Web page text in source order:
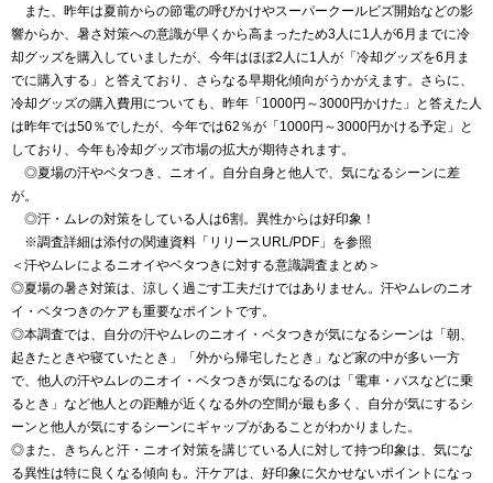
また、昨年は夏前からの節電の呼びかけやスーパークールビズ開始などの影
響からか、暑さ対策への意識が早くから高まったため3人に1人が6月までに冷
却グッズを購入していましたが、今年はほぼ2人に1人が「冷却グッズを6月ま
でに購入する」と答えており、さらなる早期化傾向がうかがえます。さらに、
冷却グッズの購入費用についても、昨年「1000円～3000円かけた」と答えた人
は昨年では50％でしたが、今年では62％が「1000円～3000円かける予定」と
しており、今年も冷却グッズ市場の拡大が期待されます。
◎夏場の汗やベタつき、ニオイ。自分自身と他人で、気になるシーンに差
が。
◎汗・ムレの対策をしている人は6割。異性からは好印象！
※調査詳細は添付の関連資料「リリースURL/PDF」を参照
＜汗やムレによるニオイやベタつきに対する意識調査まとめ＞
◎夏場の暑さ対策は、涼しく過ごす工夫だけではありません。汗やムレのニオ
イ・ベタつきのケアも重要なポイントです。
◎本調査では、自分の汗やムレのニオイ・ベタつきが気になるシーンは「朝、
起きたときや寝ていたとき」「外から帰宅したとき」など家の中が多い一方
で、他人の汗やムレのニオイ・ベタつきが気になるのは「電車・バスなどに乗
るとき」など他人との距離が近くなる外の空間が最も多く、自分が気にするシ
ーンと他人が気にするシーンにギャップがあることがわかりました。
◎また、きちんと汗・ニオイ対策を講じている人に対して持つ印象は、気にな
る異性は特に良くなる傾向も。汗ケアは、好印象に欠かせないポイントになっ